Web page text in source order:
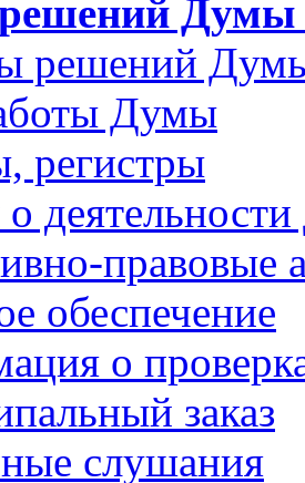
Думы
решений
Думы
регистры
правовые
обеспечение
о
заказ
слушания